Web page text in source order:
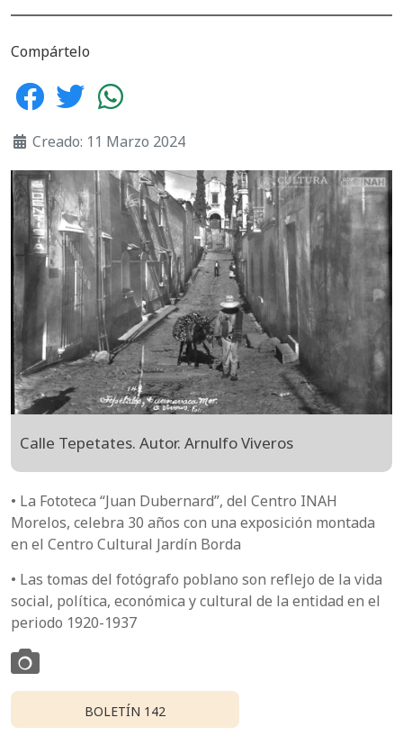
Compártelo
Creado: 11 Marzo 2024
Calle Tepetates. Autor. Arnulfo Viveros
• La Fototeca “Juan Dubernard”, del Centro INAH
Morelos, celebra 30 años con una exposición montada
en el Centro Cultural Jardín Borda
• Las tomas del fotógrafo poblano son reflejo de la vida
social, política, económica y cultural de la entidad en el
periodo 1920-1937
BOLETÍN 142